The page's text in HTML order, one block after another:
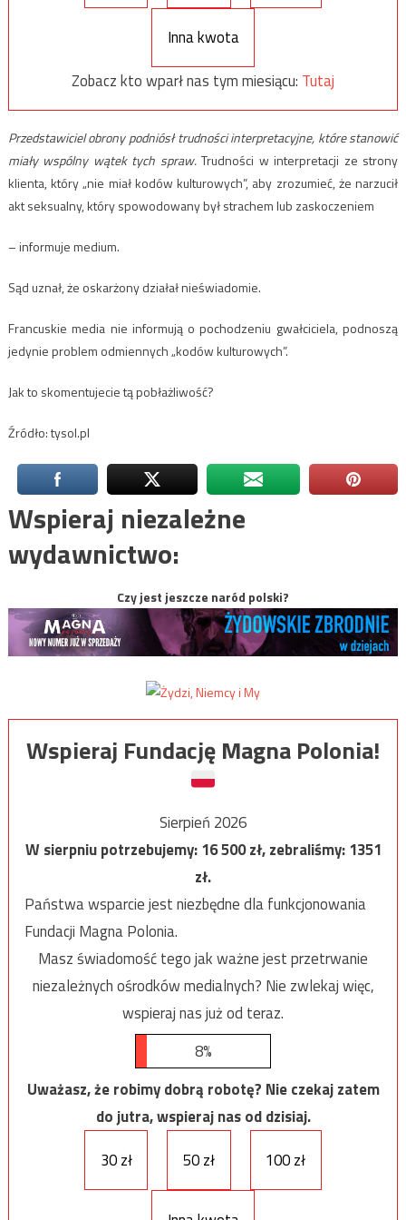
Inna kwota
Zobacz kto wparł nas tym miesiącu: Tutaj
Przedstawiciel obrony podniósł trudności interpretacyjne, które stanowić
miały wspólny wątek tych spraw.Trudności w interpretacji ze strony
klienta, który „nie miał kodów kulturowych”, aby zrozumieć, że narzucił
akt seksualny, który spowodowany był strachem lub zaskoczeniem
– informuje medium.
Sąd uznał, że oskarżony działał nieświadomie.
Francuskie media nie informują o pochodzeniu gwałciciela, podnoszą
jedynie problem odmiennych „kodów kulturowych”.
Jak to skomentujecie tą pobłażliwość?
Źródło: tysol.pl
Wspieraj niezależne
wydawnictwo:
Czy jest jeszcze naród polski?
Wspieraj Fundację Magna Polonia!
Sierpień 2026
W sierpniu potrzebujemy:16 500zł, zebraliśmy:1351
zł.
Państwa wsparcie jest niezbędne dla funkcjonowania
Fundacji Magna Polonia.
Masz świadomość tego jak ważne jest przetrwanie
niezależnych ośrodków medialnych? Nie zwlekaj więc,
wspieraj nas już od teraz.
8%
Uważasz, że robimy dobrą robotę? Nie czekaj zatem
do jutra, wspieraj nas od dzisiaj.
30 zł
50 zł 100 zł